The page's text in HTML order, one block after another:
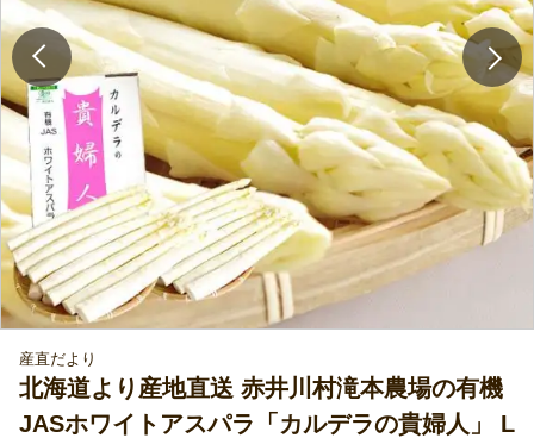
産直だより
北海道より産地直送 赤井川村滝本農場の有機
JASホワイトアスパラ「カルデラの貴婦人」 L